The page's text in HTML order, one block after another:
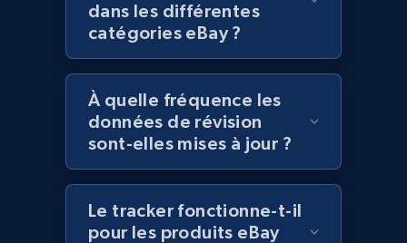
991+ 162+ Commencer
Lazada - Products
URL, Title, Rating, Reviews, Initial price, Final
price, Currency, Stock, and more.
988+ 160+ Commencer
dans les différentes
catégories eBay ?
À quelle fréquence les
données de révision
sont-elles mises à jour ?
Le tracker fonctionne-t-il
pour les produits eBay